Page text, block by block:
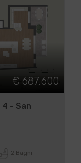
€ 687.600
4 - San
2 Bagni